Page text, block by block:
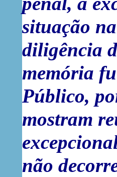
situação
diligência
memória
Público,
mostram
não